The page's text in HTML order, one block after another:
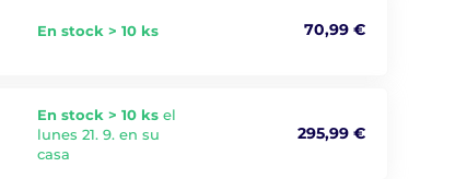
En stock > 10 ks 70,99 €
En stock > 10 ks el
lunes 21. 9. en su
casa
295,99 €